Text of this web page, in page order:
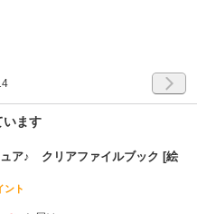
います
ア♪ クリアファイルブック [絵
ント